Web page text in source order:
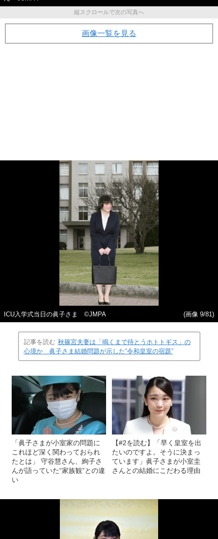
縦スクロールで次の写真へ
画像一覧を見る
ICU入学式当日の眞子さま ©JMPA (画像 9/81)
記事を読む 秋篠宮夫妻は「鳴くまで待とうホトトギス」の
心境か 眞子さま結婚問題が示した“令和皇室の宿題”
「眞子さまが小室家の問題に
これほど深く関わっておられ
たとは」 守谷慧さん、絢子さ
んが語っていた“家族観”との違
い
【#2を読む】「早く皇室を出
たいのですよ。そうに決まっ
ています」眞子さまが小室圭
さんとの結婚にこだわる理由